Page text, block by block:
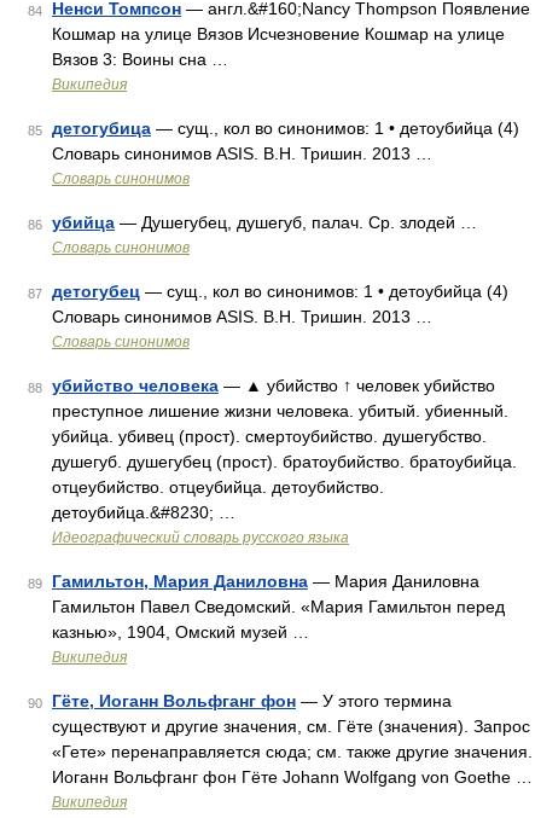
84 Ненси Томпсон — англ.&#160;Nancy Thompson Появление
Кошмар на улице Вязов Исчезновение Кошмар на улице
Вязов 3: Воины сна …
Википедия
85 детогубица — сущ., кол во синонимов: 1 • детоубийца (4)
Словарь синонимов ASIS. В.Н. Тришин. 2013 …
Словарь синонимов
86 убийца — Душегубец, душегуб, палач. Ср. злодей …
Словарь синонимов
87 детогубец — сущ., кол во синонимов: 1 • детоубийца (4)
Словарь синонимов ASIS. В.Н. Тришин. 2013 …
Словарь синонимов
88 убийство человека — ▲ убийство ↑ человек убийство
преступное лишение жизни человека. убитый. убиенный.
убийца. убивец (прост). смертоубийство. душегубство.
душегуб. душегубец (прост). братоубийство. братоубийца.
отцеубийство. отцеубийца. детоубийство.
детоубийца.&#8230; …
Идеографический словарь русского языка
89 Гамильтон, Мария Даниловна — Мария Даниловна
Гамильтон Павел Сведомский. «Мария Гамильтон перед
казнью», 1904, Омский музей …
Википедия
90 Гёте, Иоганн Вольфганг фон — У этого термина
существуют и другие значения, см. Гёте (значения). Запрос
«Гете» перенаправляется сюда; см. также другие значения.
Иоганн Вольфганг фон Гёте Johann Wolfgang von Goethe …
Википедия